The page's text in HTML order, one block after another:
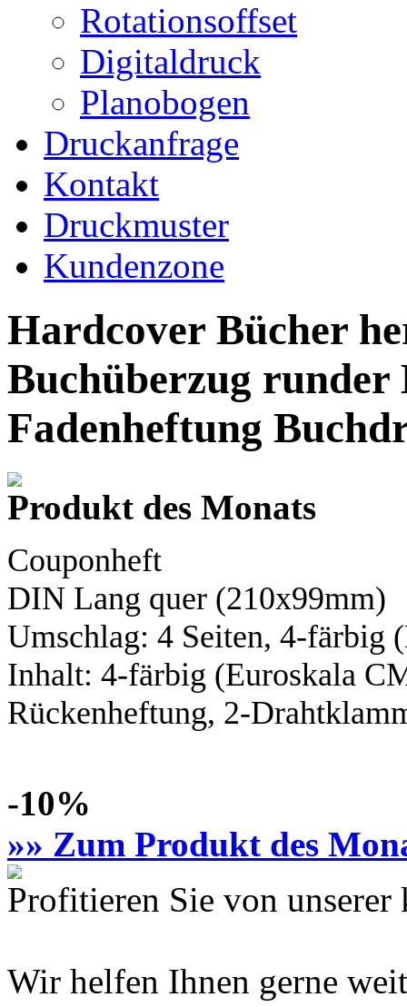
Rotationsoffset
Digitaldruck
Planobogen
Druckanfrage
Kontakt
Druckmuster
Kundenzone
Hardcover Bücher
Buchüberzug runder
Fadenheftung
Produkt des Monats
Couponheft
DIN Lang quer (210x99mm)
Umschlag: 4 Seiten, 4-färbig
Inhalt: 4-färbig (Euroskala
Rückenheftung, 2-
-10%
»» Zum Produkt des
Profitieren Sie von unserer
Wir helfen Ihnen gerne